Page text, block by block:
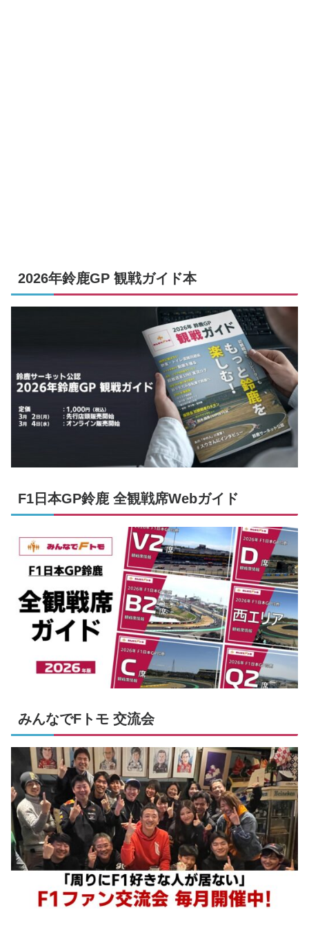
2026年鈴鹿GP 観戦ガイド本
F1日本GP鈴鹿 全観戦席Webガイド
みんなでFトモ 交流会